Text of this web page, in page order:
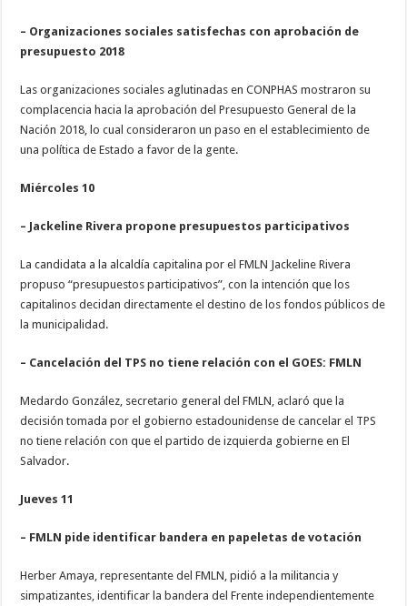
– Organizaciones sociales satisfechas con aprobación de
presupuesto 2018
Las organizaciones sociales aglutinadas en CONPHAS mostraron su
complacencia hacia la aprobación del Presupuesto General de la
Nación 2018, lo cual consideraron un paso en el establecimiento de
una política de Estado a favor de la gente.
Miércoles 10
– Jackeline Rivera propone presupuestos participativos
La candidata a la alcaldía capitalina por el FMLN Jackeline Rivera
propuso “presupuestos participativos”, con la intención que los
capitalinos decidan directamente el destino de los fondos públicos de
la municipalidad.
– Cancelación del TPS no tiene relación con el GOES: FMLN
Medardo González, secretario general del FMLN, aclaró que la
decisión tomada por el gobierno estadounidense de cancelar el TPS
no tiene relación con que el partido de izquierda gobierne en El
Salvador.
Jueves 11
– FMLN pide identificar bandera en papeletas de votación
Herber Amaya, representante del FMLN, pidió a la militancia y
simpatizantes, identificar la bandera del Frente independientemente